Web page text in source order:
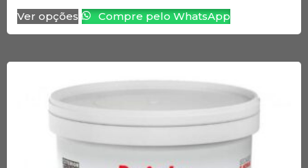
Ver opções Compre pelo WhatsApp